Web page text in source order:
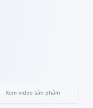
Xem video sản phẩm